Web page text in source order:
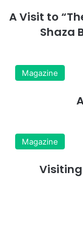
A Visit to
Shaza
Magazine
Magazine
Visiting